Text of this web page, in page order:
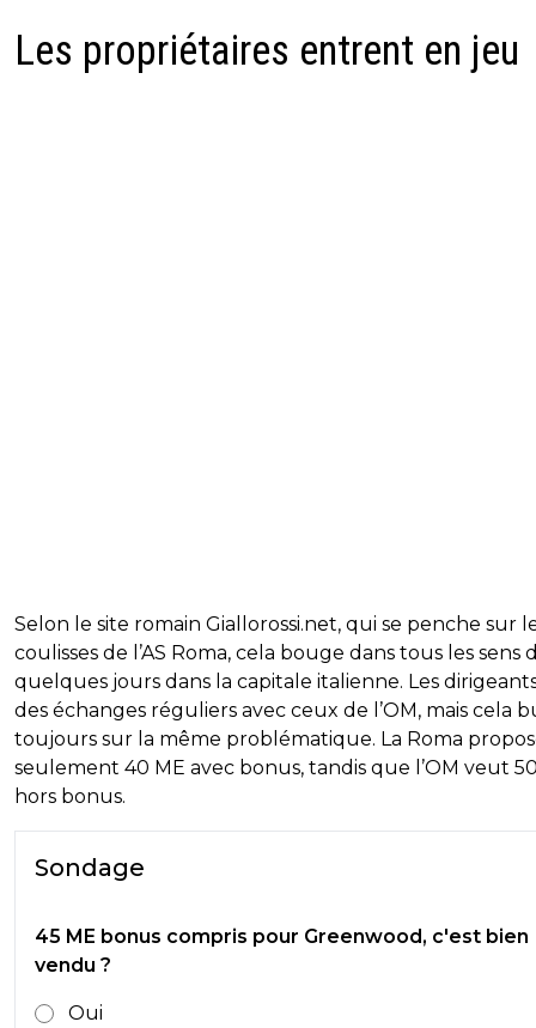
Les propriétaires entrent en jeu
Selon le site romain Giallorossi.net, qui se penche sur
coulisses de l’AS Roma, cela bouge dans tous les sens
quelques jours dans la capitale italienne. Les
des échanges réguliers avec ceux de l’OM, mais cela
toujours sur la même problématique. La Roma
seulement 40 ME avec bonus, tandis que l’OM veut
hors bonus.
Sondage
45 ME bonus compris pour Greenwood, c'est bien
vendu ?
Oui